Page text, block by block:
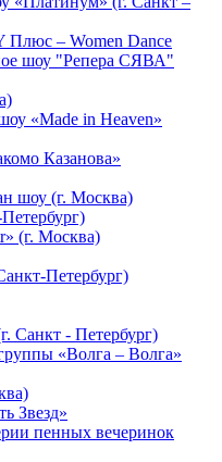
– Women Dance
шоу "Репера СЯВА"
«Made in Heaven»
Казанова»
шоу (г. Москва)
(г. Москва)
Петербург)
Санкт - Петербург)
«Волга – Волга»
Звезд»
пенных вечеринок